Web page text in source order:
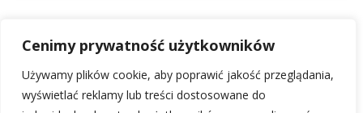
Cenimy prywatność użytkowników
Używamy plików cookie, aby poprawić jakość przeglądania,
wyświetlać reklamy lub treści dostosowane do
14 lutego, 2026
Niacynamid jak działa na skórę: wielowymiarowe korzyści
19 lutego, 2026